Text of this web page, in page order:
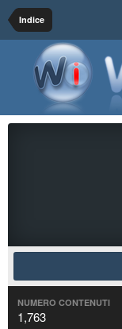
Indice
NUMERO CONTENUTI
1,763